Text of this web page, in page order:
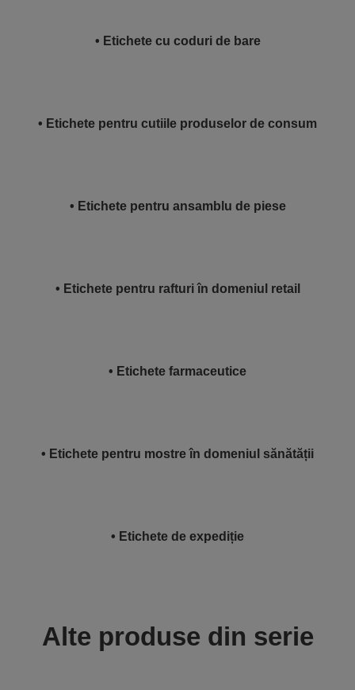
• Etichete cu coduri de bare
• Etichete pentru cutiile produselor de consum
• Etichete pentru ansamblu de piese
• Etichete pentru rafturi în domeniul retail
• Etichete farmaceutice
• Etichete pentru mostre în domeniul sănătății
• Etichete de expediție
Alte produse din serie